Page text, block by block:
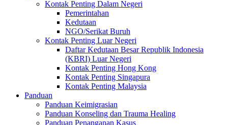
Kontak Penting Dalam Negeri
Pemerintahan
Kedutaan
NGO/Serikat Buruh
Kontak Penting Luar Negeri
Daftar Kedutaan Besar Republik Indonesia
(KBRI) Luar Negeri
Kontak Penting Hong Kong
Kontak Penting Singapura
Kontak Penting Malaysia
Panduan
Panduan Keimigrasian
Panduan Konseling dan Trauma Healing
Panduan Penanganan Kasus